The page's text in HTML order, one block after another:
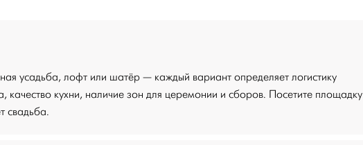
усадьба, лофт или шатёр — каждый вариант определяет логистику
качество кухни, наличие зон для церемонии и сборов. Посетите площадку
свадьба.